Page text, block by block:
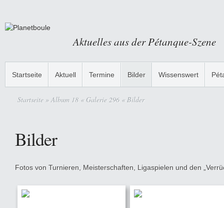
Aktuelles aus der Pétanque-Szene
Startseite Aktuell Termine Bilder Wissenswert
Startseite » Album 18 « Galerie 296 « Bilder
Bilder
Fotos von Turnieren, Meisterschaften, Ligaspielen und den